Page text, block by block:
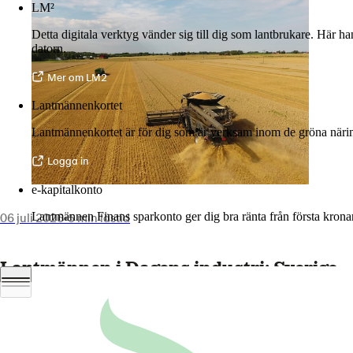
LM²
Detta digitala verktyg vänder sig till dig som lantbrukare. Här
datorn.
Mer om LM2
Lantmännenkortet
Lantmännenkortet är för dig som är verksam inom de gröna
Logga in
e-kapitalkonto
Lantmännen Finans sparkonto ger dig bra ränta från första
06 juli 2026•5 min lästid
Lantmännen i Dagens industri: Sverige
måste välja både mat och biologisk